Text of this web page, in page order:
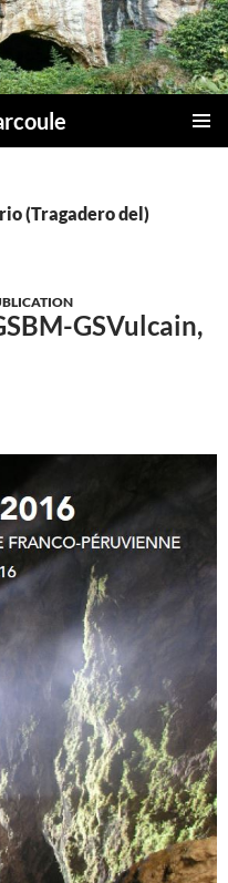
(Tragadero del)
GSVulcain,